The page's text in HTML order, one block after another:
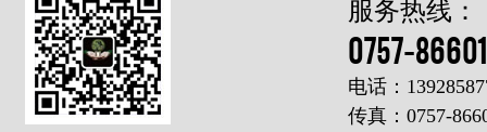
服务热线：
0757-
电话：
传真：0757-